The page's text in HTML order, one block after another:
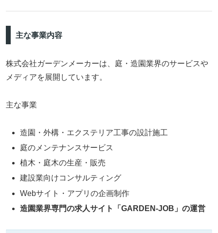
主な事業内容
株式会社ガーデンメーカーは、庭・造園業界のサービスや
メディアを展開しています。
主な事業
造園・外構・エクステリア工事の設計施工
庭のメンテナンスサービス
植木・庭木の生産・販売
建設業向けコンサルティング
Webサイト・アプリの企画制作
造園業界専門の求人サイト「GARDEN-JOB」の運営